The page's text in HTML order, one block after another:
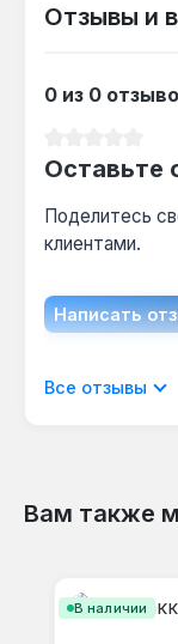
Отзывы и
0 из 0
Оставьте
Поделитесь
клиентами.
Написать
Все отзывы
Вам также
В наличии